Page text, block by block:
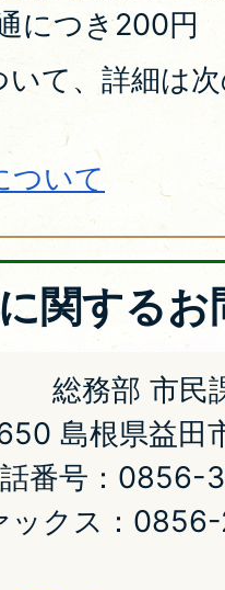
につき200円
て、詳細は
ついて
関する
総務部 市民
島根県益田
番号：0856-
ックス：